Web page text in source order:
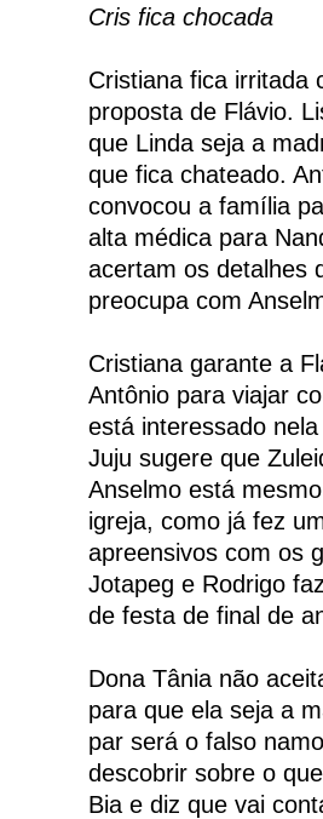
Cris fica chocada
Cristiana fica irritada
proposta de Flávio.
que Linda seja a
que fica chateado.
convocou a família
alta médica para
acertam os detalhes
preocupa com
Cristiana garante a
Antônio para viajar
está interessado
Juju sugere que
Anselmo está
igreja, como já fez
apreensivos com os
Jotapeg e Rodrigo
de festa de final de
Dona Tânia não
para que ela seja a
par será o falso
descobrir sobre o
Bia e diz que vai